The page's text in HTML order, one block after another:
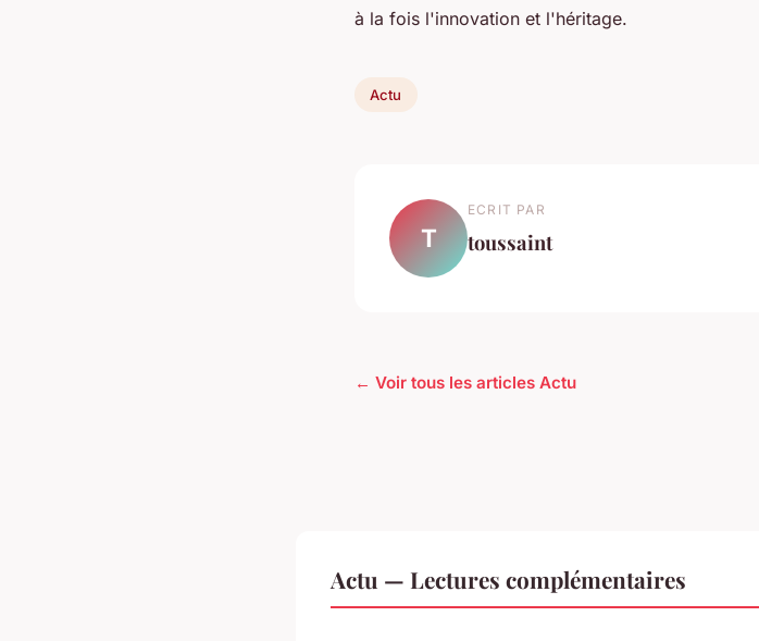
à la fois l'innovation et l'héritage.
Actu
T
ECRIT PAR
toussaint
← Voir tous les articles Actu
Actu — Lectures complémentaires